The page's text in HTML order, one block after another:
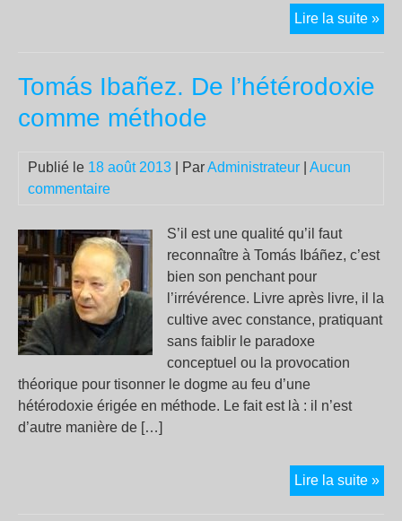
Lire la suite »
Tomás Ibañez. De l’hétérodoxie
comme méthode
Publié le 18 août 2013 | ParAdministrateur
Aucun
commentaire
S’il est une qualité qu’il faut
reconnaître à Tomás Ibáñez, c’est
bien son penchant pour
l’irrévérence. Livre après livre, il la
cultive avec constance, pratiquant
sans faiblir le paradoxe
conceptuel ou la provocation
théorique pour tisonner le dogme au feu d’une
hétérodoxie érigée en méthode. Le fait est là : il n’est
d’autre manière de […]
Lire la suite »